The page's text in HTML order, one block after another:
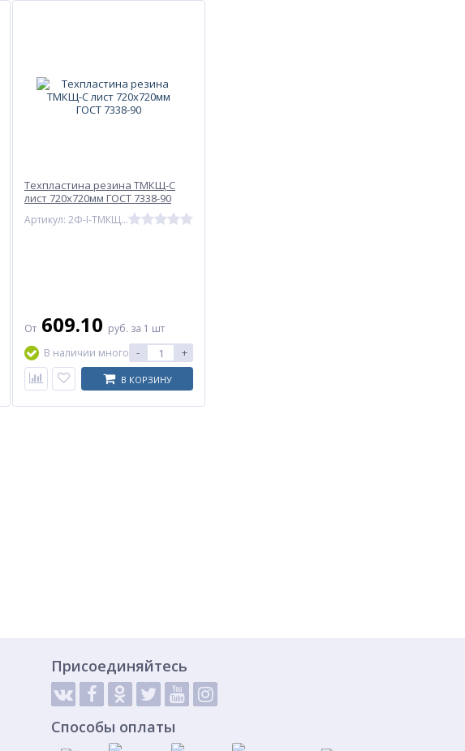
Техпластина резина ТМКЩ-С
лист 720х720мм ГОСТ 7338-90
Артикул: 2Ф-I-ТМКЩ-С-3
От 609.10 руб. за 1 шт
В наличии много - +
В КОРЗИНУ
Присоединяйтесь
Способы оплаты